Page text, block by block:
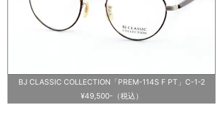
BJ CLASSIC COLLECTION「PREM-114S F PT」C-1-2
¥49,500-（税込）